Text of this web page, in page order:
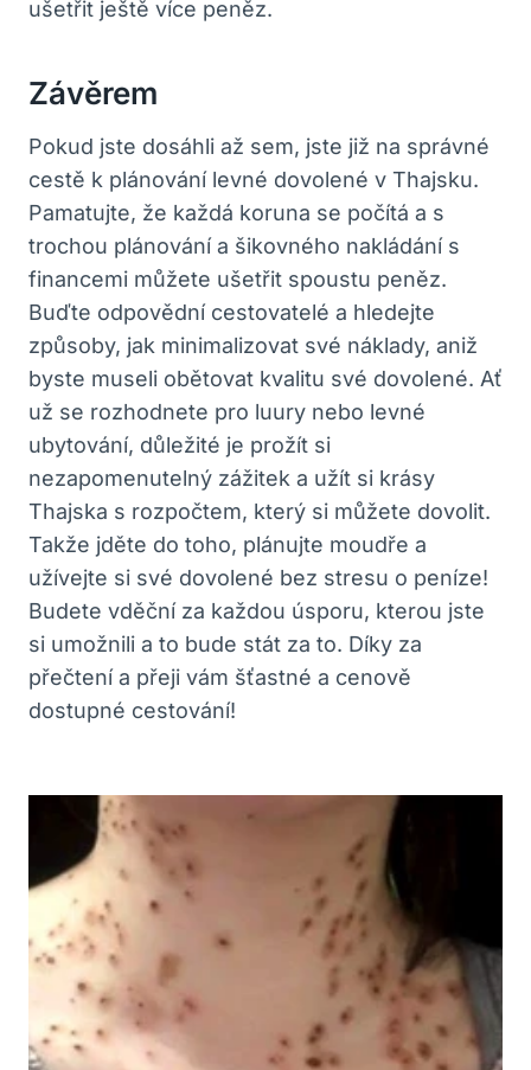
ušetřit ještě⁢ více peněz.
Závěrem
Pokud jste dosáhli až sem, jste​ již na ‌správné
cestě k​ plánování levné dovolené v⁣ Thajsku.
Pamatujte, že každá koruna se‌ počítá a s
trochou ​plánování a ⁣šikovného nakládání s
financemi můžete ušetřit spoustu peněz.
Buďte odpovědní cestovatelé a ‍hledejte
způsoby, jak minimalizovat‌ své‍ náklady, aniž‌
byste museli obětovat⁤ kvalitu ‍své dovolené. Ať
už‌ se rozhodnete pro luury nebo levné
ubytování, důležité je prožít⁣ si
nezapomenutelný zážitek a užít⁢ si krásy
Thajska s rozpočtem, který si můžete ‌dovolit.
Takže jděte do toho, plánujte moudře a
užívejte si své dovolené bez ‌stresu o peníze!
Budete vděční za ⁣každou‌ úsporu, ⁣kterou jste
si umožnili a to bude ​stát za to. Díky za
přečtení a přeji vám šťastné a cenově
dostupné cestování!